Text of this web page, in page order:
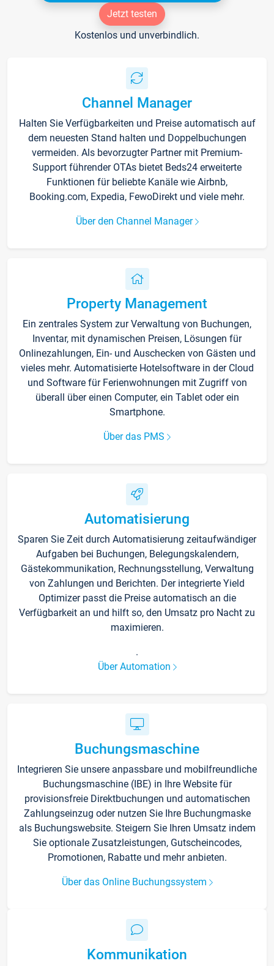
Jetzt testen
Kostenlos und unverbindlich.
Channel Manager
Halten Sie Verfügbarkeiten und Preise automatisch auf
dem neuesten Stand halten und Doppelbuchungen
vermeiden. Als bevorzugter Partner mit Premium-
Support führender OTAs bietet Beds24 erweiterte
Funktionen für beliebte Kanäle wie Airbnb,
Booking.com, Expedia, FewoDirekt und viele mehr.
Über den Channel Manager
Property Management
Ein zentrales System zur Verwaltung von Buchungen,
Inventar, mit dynamischen Preisen, Lösungen für
Onlinezahlungen, Ein- und Auschecken von Gästen und
vieles mehr. Automatisierte Hotelsoftware in der Cloud
und Software für Ferienwohnungen mit Zugriff von
überall über einen Computer, ein Tablet oder ein
Smartphone.
Über das PMS
Automatisierung
Sparen Sie Zeit durch Automatisierung zeitaufwändiger
Aufgaben bei Buchungen, Belegungskalendern,
Gästekommunikation, Rechnungsstellung, Verwaltung
von Zahlungen und Berichten. Der integrierte Yield
Optimizer passt die Preise automatisch an die
Verfügbarkeit an und hilft so, den Umsatz pro Nacht zu
maximieren.
.
Über Automation
Buchungsmaschine
Integrieren Sie unsere anpassbare und mobilfreundliche
Buchungsmaschine (IBE) in Ihre Website für
provisionsfreie Direktbuchungen und automatischen
Zahlungseinzug oder nutzen Sie Ihre Buchungmaske
als Buchungswebsite. Steigern Sie Ihren Umsatz indem
Sie optionale Zusatzleistungen, Gutscheincodes,
Promotionen, Rabatte und mehr anbieten.
Über das Online Buchungssystem
Kommunikation